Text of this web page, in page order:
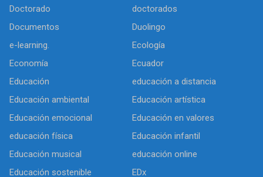
Doctorado
doctorados
Documentos
Duolingo
e-learning.
Ecología
Economía
Ecuador
Educación
educación a distancia
Educación ambiental
Educación artística
Educación emocional
Educación en valores
educación física
Educación infantil
Educación musical
educación online
Educación sostenible
EDx